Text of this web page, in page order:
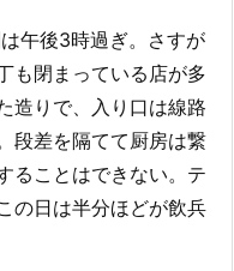
午後3時過ぎ。さすが
も閉まっている店が多
造りで、入り口は線路
段差を隔てて厨房は繋
ることはできない。テ
の日は半分ほどが飲兵